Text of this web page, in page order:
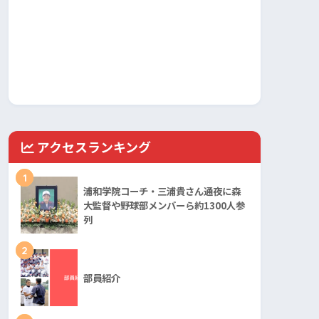
アクセスランキング
1
浦和学院コーチ・三浦貴さん通夜に森
大監督や野球部メンバーら約1300人参
列
2
部員紹介